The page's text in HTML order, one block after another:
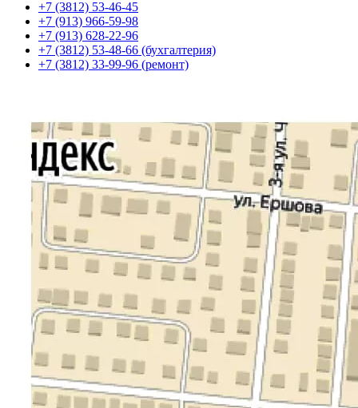
+7 (3812) 53-46-45
+7 (913) 966-59-98
+7 (913) 628-22-96
+7 (3812) 53-48-66 (бухгалтерия)
+7 (3812) 33-99-96 (ремонт)